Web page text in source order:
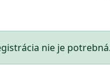
nie je potrebná.